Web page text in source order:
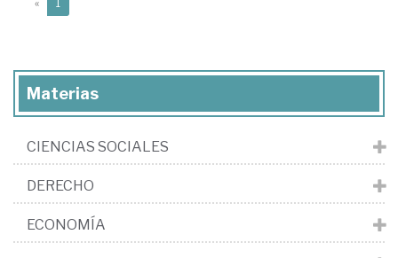
« 1
Materias
CIENCIAS SOCIALES
DERECHO
ECONOMÍA